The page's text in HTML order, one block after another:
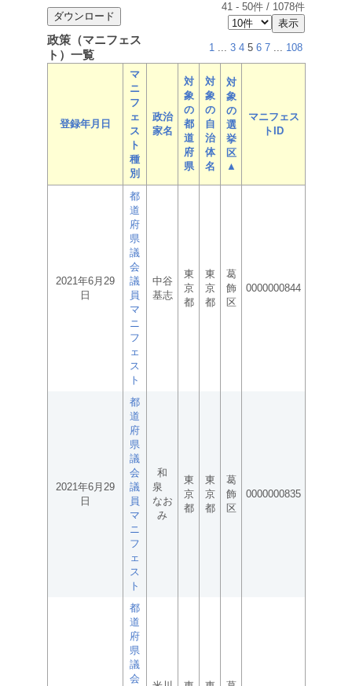
41 - 50件 / 1078件
政策（マニフェス
ト）一覧
1 ... 3 4 5 6 7 ... 108
登録年月日
マ
ニ
フ
ェ
ス
ト
種
別
政治
家名
対
象
の
都
道
府
県
対
象
の
自
治
体
名
対
象
の
選
挙
区
▲
マニフェス
トID
2021年6月29
日
都
道
府
県
議
会
議
員
マ
ニ
フ
ェ
ス
ト
中谷
基志
東
京
都
東
京
都
葛
飾
区
0000000844
2021年6月29
日
都
道
府
県
議
会
議
員
マ
ニ
フ
ェ
ス
ト
和
泉
なお
み
東
京
都
東
京
都
葛
飾
区
0000000835
都
道
府
県
議
会